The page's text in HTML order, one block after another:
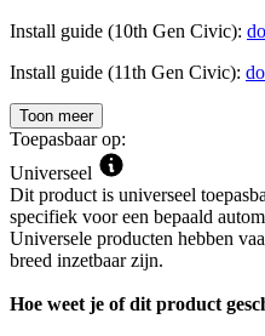
Install guide (10th Gen Civic):
Install guide (11th Gen Civic):
Toon meer
Toepasbaar op:
Universeel
Dit product is universeel
specifiek voor een bepaald
Universele producten hebben
breed inzetbaar zijn.
Hoe weet je of dit product